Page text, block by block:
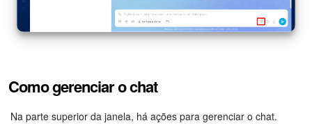
Como gerenciar o chat
Na parte superior da janela, há ações para gerenciar o chat.